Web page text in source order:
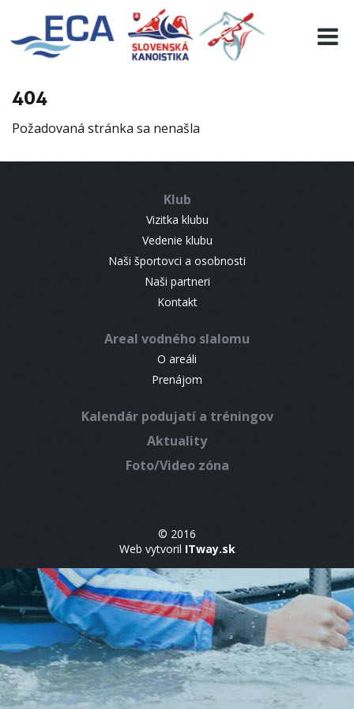
404
Požadovaná stránka sa nenašla
Klub
Vizitka klubu
Vedenie klubu
Naši športovci a osobnosti
Naši partneri
Kontakt
Areal vodného slalomu
O areáli
Prenájom
Kalendár podujatí a tréningov
Aktuality
Foto/Video zóna
© 2016
Web vytvoril ITway.sk
EURO 19
INFO
RESULTS
CONTACT